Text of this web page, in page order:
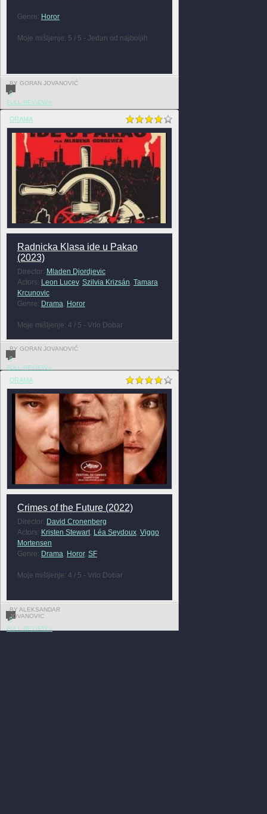
Genre: Horor
Moje mišljenje: 5 / 5 - Jedan od najboljih
BY GORAN JOVANOVIĆ
0
FULL REVIEW »
DRAMA
Radnicka Klasa ide u Pakao
(2023)
Director: Mladen Djordjevic
Actors: Leon Lucev, Szilvia Krizsán Tamara
Krcunovic
Genre: Drama Horor
Moje mišljenje: 4 / 5 - Vrlo Dobar
BY GORAN JOVANOVIĆ
0
FULL REVIEW »
DRAMA
Crimes of the Future (2022)
Director: David Cronenberg
Actors: Kristen Stewart, Léa Seydoux, Viggo
Mortensen
Genre: Drama Horor, SF
Moje mišljenje: 4 / 5 - Vrlo Dobar
BY ALEKSANDAR
JOVANOVIC
0
FULL REVIEW »